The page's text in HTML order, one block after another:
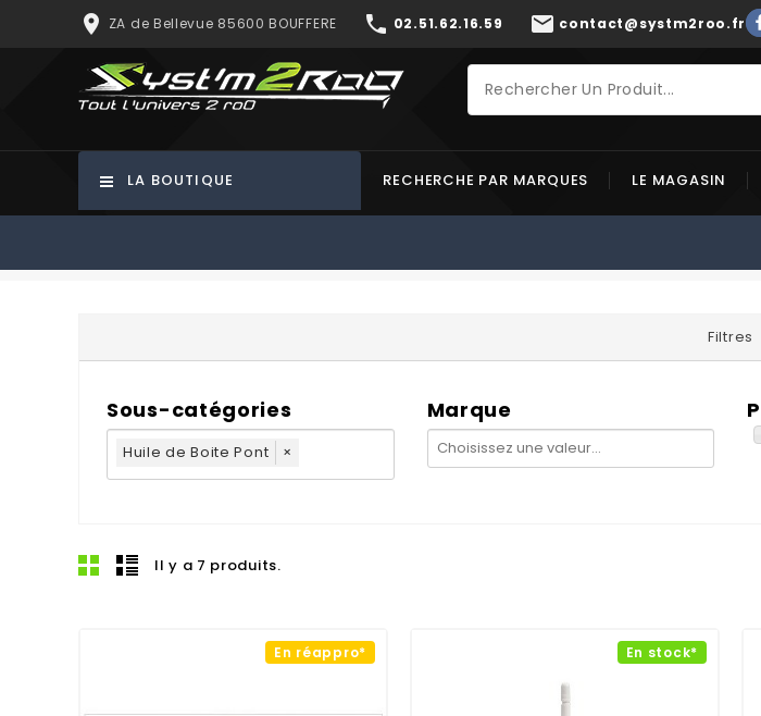
place ZA de Bellevue 85600 BOUFFERE phone 02.51.62.16.59 mail contact@systm2roo.fr
LA BOUTIQUE RECHERCHE PAR MARQUES LE MAGASIN
Filtres
Sous-catégories
Huile de Boite Pont ×
Marque
Il y a 7 produits.
En réappro* En stock*